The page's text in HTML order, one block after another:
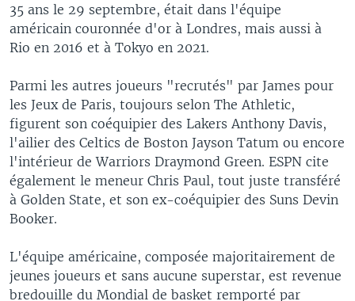
35 ans le 29 septembre, était dans l'équipe
américain couronnée d'or à Londres, mais aussi à
Rio en 2016 et à Tokyo en 2021.
Parmi les autres joueurs "recrutés" par James pour
les Jeux de Paris, toujours selon The Athletic,
figurent son coéquipier des Lakers Anthony Davis,
l'ailier des Celtics de Boston Jayson Tatum ou encore
l'intérieur de Warriors Draymond Green. ESPN cite
également le meneur Chris Paul, tout juste transféré
à Golden State, et son ex-coéquipier des Suns Devin
Booker.
L'équipe américaine, composée majoritairement de
jeunes joueurs et sans aucune superstar, est revenue
bredouille du Mondial de basket remporté par